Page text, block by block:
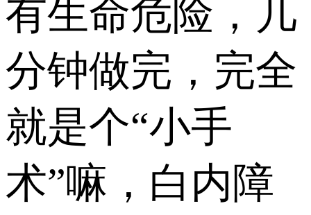
有生命危险，几
分钟做完，完全
就是个“小手
术”嘛，白内障